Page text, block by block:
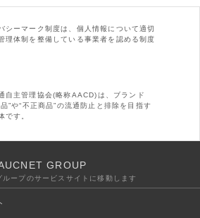
シーマーク制度は、個人情報について適切
理体制を整備している事業者を認める制度
自主管理協会(略称AACD)は、ブランド
”や“不正商品”の流通防止と排除を目指す
です。
GROUP
ループのサービスサイトに移動します